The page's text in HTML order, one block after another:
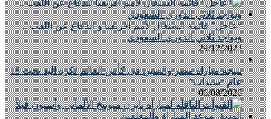
“عاجل” قائمة السنغال لأمم أفريقيا و الدفاع عن اللقب ..
وتواجد ثلاثي الدوري السعودي
29/12/2023
نتيجة مباراة مصر والصين فى كأس العالم لكرة اليد تحت 18
عام “سيدات”
06/08/2026